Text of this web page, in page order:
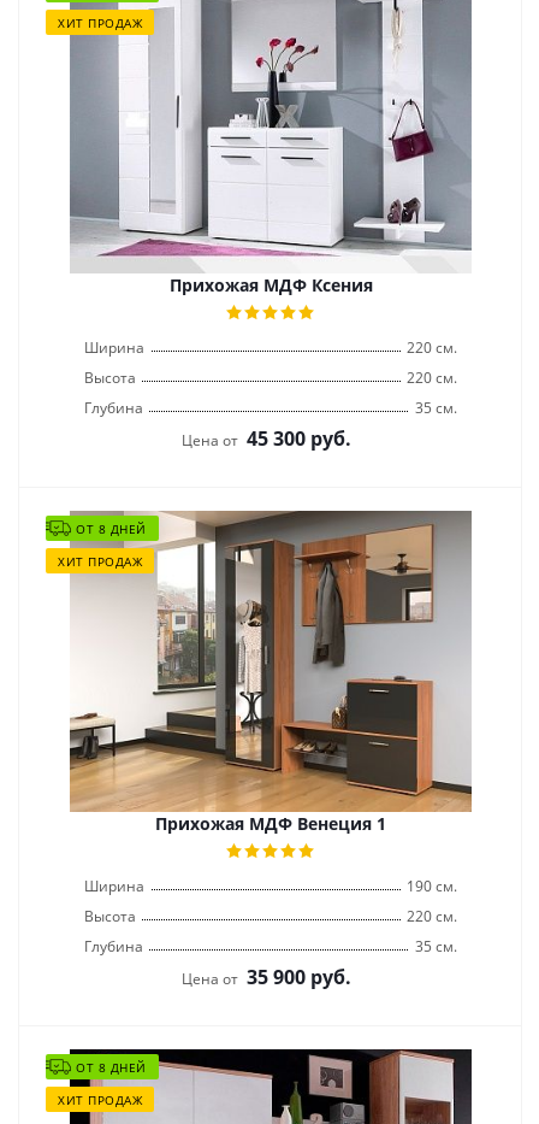
ХИТ ПРОДАЖ
Прихожая МДФ Ксения
Ширина
220 см.
Высота
220 см.
Глубина
35 см.
Цена от 45 300 руб.
ОТ 8 ДНЕЙ
ХИТ ПРОДАЖ
Прихожая МДФ Венеция 1
Ширина
190 см.
Высота
220 см.
Глубина
35 см.
Цена от 35 900 руб.
ОТ 8 ДНЕЙ
ХИТ ПРОДАЖ